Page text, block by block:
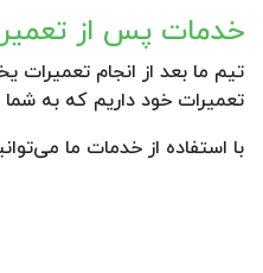
خدمات پس از تعمیر
تعمیرات خود داریم که به
با استفاده از خدمات ما